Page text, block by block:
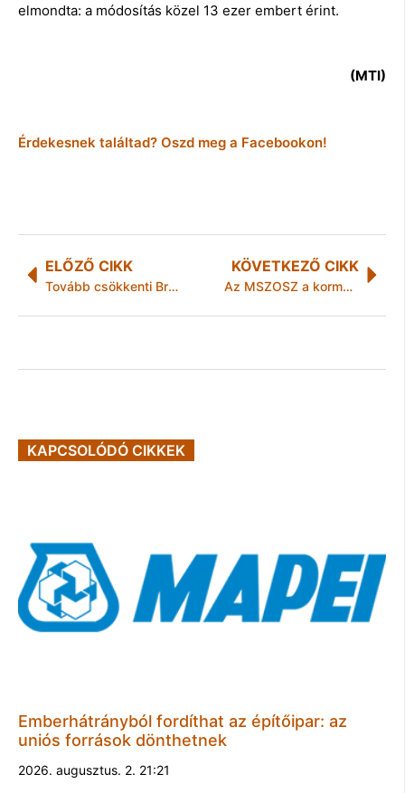
elmondta: a módosítás közel 13 ezer embert érint.
(MTI)
Érdekesnek találtad? Oszd meg a Facebookon!
ELŐZŐ CIKK
Tovább csökkenti Brüsszel a vállalatok adminisztrációs terheit
KÖVETKEZŐ CIKK
Az MSZOSZ a kormányfő segítségét kéri a bértárgyalásokhoz
KAPCSOLÓDÓ CIKKEK
Emberhátrányból fordíthat az építőipar: az
uniós források dönthetnek
2026. augusztus. 2. 21:21